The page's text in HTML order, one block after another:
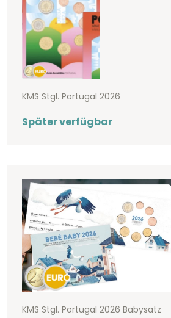
KMS Stgl. Portugal 2026
Später verfügbar
KMS Stgl. Portugal 2026 Babysatz